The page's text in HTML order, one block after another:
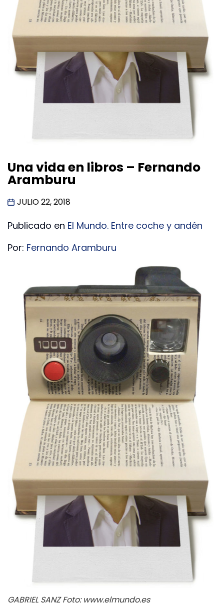
Una vida en libros – Fernando
Aramburu
JULIO 22, 2018
Publicado en El Mundo. Entre coche y andén
Por: Fernando Aramburu
GABRIEL SANZ Foto: www.elmundo.es